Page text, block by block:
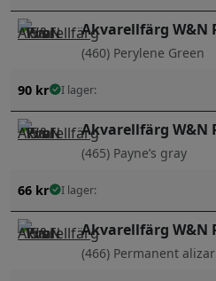
Akvarellfärg W&N
(460) Perylene Green
90 kr I lager:
Akvarellfärg W&N
(465) Payne’s gray
66 kr I lager:
Akvarellfärg W&N
(466) Permanent